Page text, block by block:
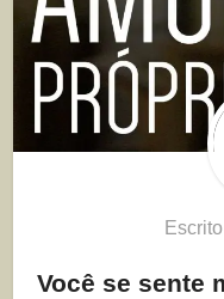
Você se sente